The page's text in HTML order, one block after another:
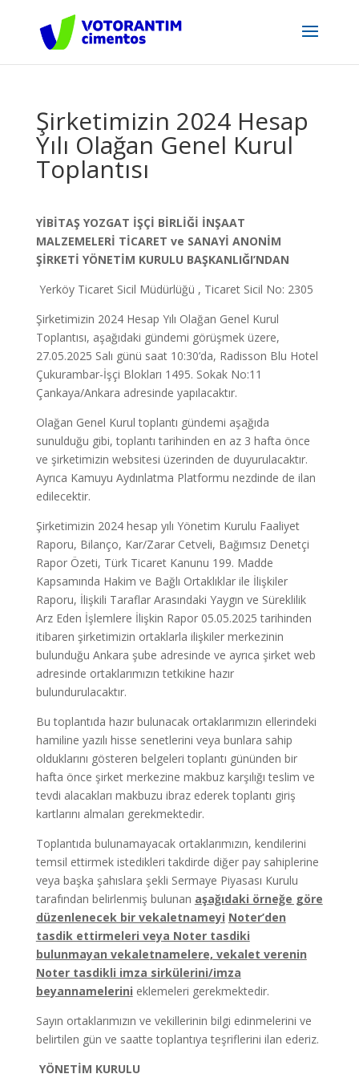
Şirketimizin 2024 Hesap
Yılı Olağan Genel Kurul
Toplantısı
YİBİTAŞ YOZGAT İŞÇİ BİRLİĞİ İNŞAAT
MALZEMELERİ TİCARET ve SANAYİ ANONİM
ŞİRKETİ YÖNETİM KURULU BAŞKANLIĞI’NDAN
Yerköy Ticaret Sicil Müdürlüğü , Ticaret Sicil No: 2305
Şirketimizin 2024 Hesap Yılı Olağan Genel Kurul
Toplantısı, aşağıdaki gündemi görüşmek üzere,
27.05.2025 Salı günü saat 10:30’da, Radisson Blu Hotel
Çukurambar-İşçi Blokları 1495. Sokak No:11
Çankaya/Ankara adresinde yapılacaktır.
Olağan Genel Kurul toplantı gündemi aşağıda
sunulduğu gibi, toplantı tarihinden en az 3 hafta önce
ve şirketimizin websitesi üzerinden de duyurulacaktır.
Ayrıca Kamuyu Aydınlatma Platformu nezdinde de ilan
edilecektir.
Şirketimizin 2024 hesap yılı Yönetim Kurulu Faaliyet
Raporu, Bilanço, Kar/Zarar Cetveli, Bağımsız Denetçi
Rapor Özeti, Türk Ticaret Kanunu 199. Madde
Kapsamında Hakim ve Bağlı Ortaklıklar ile İlişkiler
Raporu, İlişkili Taraflar Arasındaki Yaygın ve Süreklilik
Arz Eden İşlemlere İlişkin Rapor 05.05.2025 tarihinden
itibaren şirketimizin ortaklarla ilişkiler merkezinin
bulunduğu Ankara şube adresinde ve ayrıca şirket web
adresinde ortaklarımızın tetkikine hazır
bulundurulacaktır.
Bu toplantıda hazır bulunacak ortaklarımızın ellerindeki
hamiline yazılı hisse senetlerini veya bunlara sahip
olduklarını gösteren belgeleri toplantı gününden bir
hafta önce şirket merkezine makbuz karşılığı teslim ve
tevdi alacakları makbuzu ibraz ederek toplantı giriş
kartlarını almaları gerekmektedir.
Toplantıda bulunamayacak ortaklarımızın, kendilerini
temsil ettirmek istedikleri takdirde diğer pay sahiplerine
veya başka şahıslara şekli Sermaye Piyasası Kurulu
tarafından belirlenmiş bulunan aşağıdaki örneğe göre
düzenlenecek bir vekaletnameyi Noter’den
tasdik ettirmeleri veya Noter tasdiki
bulunmayan vekaletnamelere, vekalet verenin
Noter tasdikli imza sirkülerini/imza
beyannamelerini eklemeleri gerekmektedir.
Sayın ortaklarımızın ve vekillerinin bilgi edinmelerini ve
belirtilen gün ve saatte toplantıya teşriflerini ilan ederiz.
YÖNETİM KURULU